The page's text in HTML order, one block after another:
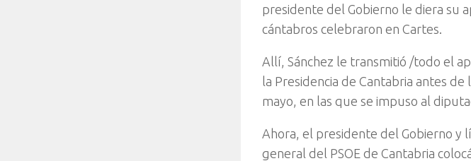
presidente del Gobierno le diera su
cántabros celebraron en Cartes.
Allí, Sánchez le transmitió /todo el
la Presidencia de Cantabria antes
mayo, en las que se impuso al
Ahora, el presidente del Gobierno y
general del PSOE de Cantabria